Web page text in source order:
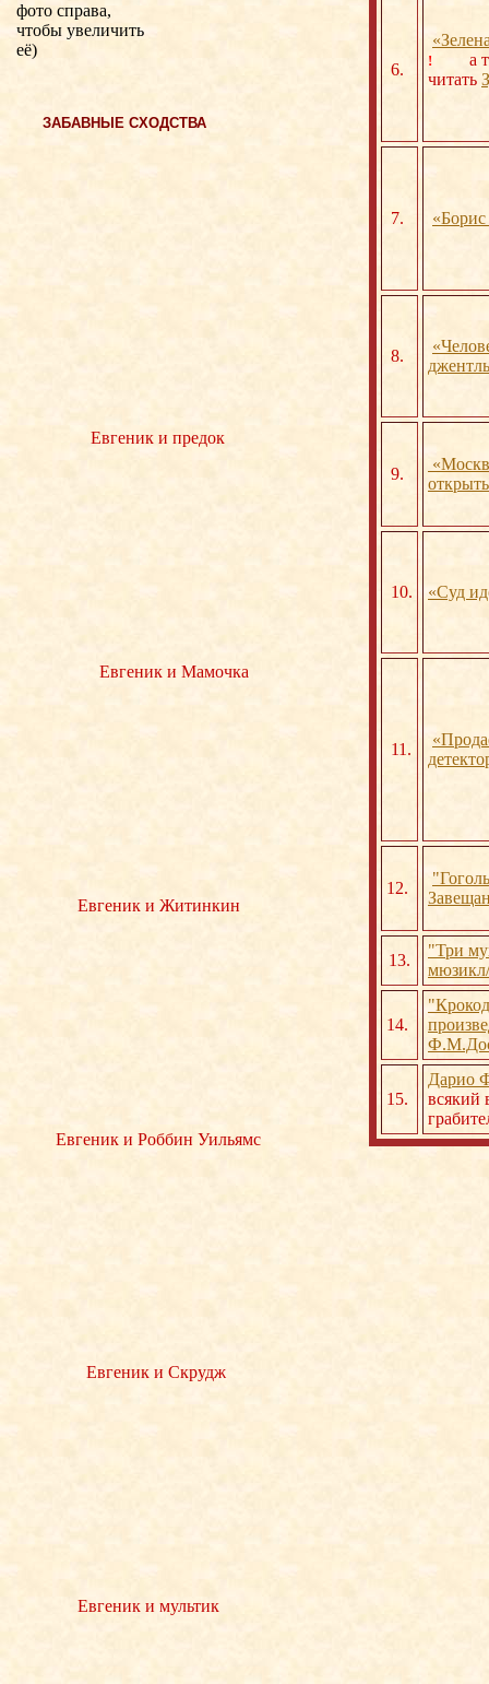
фото справа,
чтобы увеличить
её)
ЗАБАВНЫЕ СХОДСТВА
Евгеник и предок
Евгеник и Мамочка
Евгеник и Житинкин
Евгеник и Роббин Уильямс
Евгеник и Скрудж
Евгеник и мультик
6. !
а
читать
7.
8.
9.
10. «Суд
11.
12.
13.
"Три
мюзикл/
14.
15.
Дарио
всякий